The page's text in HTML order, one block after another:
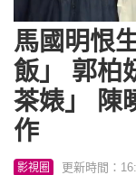
Loaded
7.42%
馬國明恨
飯」 郭柏
茶婊」 陳
作
影視圈 更新時間：